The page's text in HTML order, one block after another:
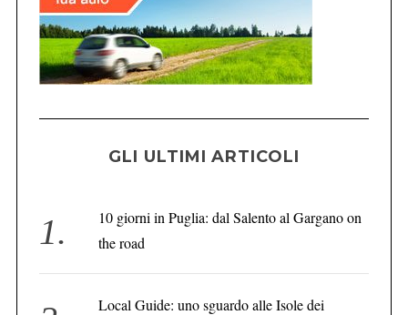
GLI ULTIMI ARTICOLI
10 giorni in Puglia: dal Salento al Gargano on
the road
Local Guide: uno sguardo alle Isole dei
e